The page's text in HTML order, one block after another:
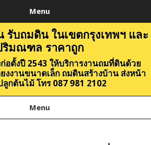
Menu
รับถมดิน ในเขตกรุงเทพฯ และ
ริมณฑล ราคาถูก
อตั้งปี 2543 ให้บริการงานถมที่ดินด้วย
งงานขนาดเล็ก ถมดินสร้างบ้าน ส่งหน้า
กต้นไม้ โทร 087 981 2102
Menu